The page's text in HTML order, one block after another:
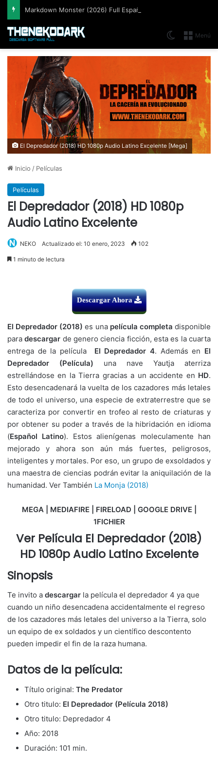
Markdown Monster (2026) Full Español [Mega]
Menú
Switch skin
El Depredador (2018) HD 1080p Audio Latino Excelente [Mega]
Inicio / Películas
Películas
El Depredador (2018) HD 1080p
Audio Latino Excelente
NEKO Actualizado el: 10 enero, 2023 102
1 minuto de lectura
Descargar Ahora
El Depredador (2018)es una película completa disponible
paradescargar de genero ciencia ficción, esta es la cuarta
entrega de la película El Depredador 4. Además en El
Depredador (Película) una nave Yautja aterriza
estrellándose en la Tierra gracias a un accidente en HD.
Esto desencadenará la vuelta de los cazadores más letales
de todo el universo, una especie de extraterrestre que se
caracteriza por convertir en trofeo al resto de criaturas y
por obtener su poder a través de la hibridación en idioma
(Español Latino). Estos alienígenas moleculamente han
mejorado y ahora son aún más fuertes, peligrosos,
inteligentes y mortales. Por eso, un grupo de exsoldados y
una maestra de ciencias podrán evitar la aniquilación de la
humanidad. Ver También La Monja (2018)
MEGA | MEDIAFIRE | FIRELOAD | GOOGLE DRIVE |
1FICHIER
Ver Película El Depredador (2018)
HD 1080p Audio Latino Excelente
Sinopsis
Te invito a descargar la película el depredador 4 ya que
cuando un niño desencadena accidentalmente el regreso
de los cazadores más letales del universo a la Tierra, solo
un equipo de ex soldados y un científico descontento
pueden impedir el fin de la raza humana.
Datos de la película:
Título original: The Predator
Otro titulo: El Depredador (Película 2018)
Otro titulo: Depredador 4
Año: 2018
Duración: 101 min.